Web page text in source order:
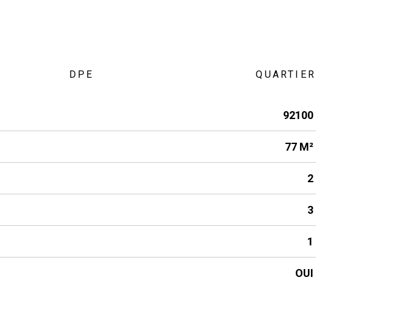
DPE QUARTIER
92100
77 M²
2
3
1
OUI